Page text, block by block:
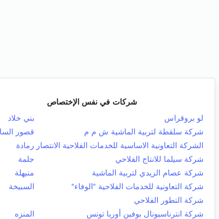
شركات في نفس الإختصاص
لو بروقراس
بني خلاد
شركة سلقطة لتربية الماشية ش م م
قصور
الشركة التعاونية الاساسية للخدمات الفلاحية الانتصار رمادة
شركة سيلما للانتاج الفلاحي
جلمة
شركة عصام الزيدي لتربية الماشية
منيهلة
شركة التعاونية للخدمات الفلاحية "الوفاء"
السبيخة
شركة التطور الفلاحي
شركة انترناسيونال بوفين أوربا تونس
المنزه